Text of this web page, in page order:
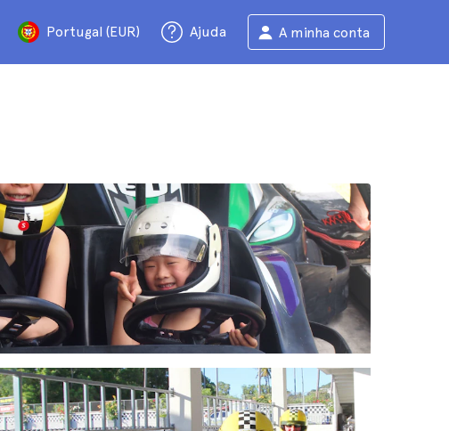
Portugal (EUR) Ajuda A minha conta